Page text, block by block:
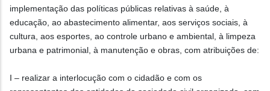
implementação das políticas públicas relativas à saúde, à
educação, ao abastecimento alimentar, aos serviços sociais, à
cultura, aos esportes, ao controle urbano e ambiental, à limpeza
urbana e patrimonial, à manutenção e obras, com atribuições de:
I – realizar a interlocução com o cidadão e com os